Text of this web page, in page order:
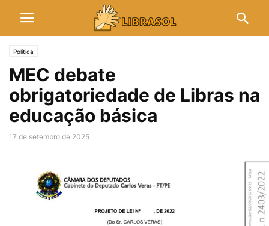
Política
MEC debate
obrigatoriedade de Libras na
educação básica
17 de setembro de 2025